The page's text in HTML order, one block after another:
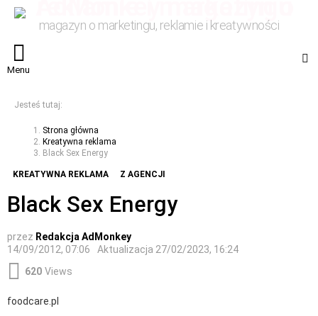
magazyn o marketingu, reklamie i kreatywności
Menu
Jesteś tutaj:
Strona główna
Kreatywna reklama
Black Sex Energy
KREATYWNA REKLAMA Z AGENCJI
Black Sex Energy
przez Redakcja AdMonkey
14/09/2012, 07:06
Aktualizacja 27/02/2023, 16:24
620 Views
foodcare.pl